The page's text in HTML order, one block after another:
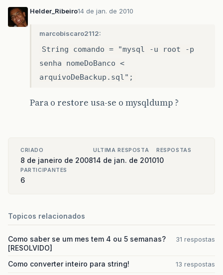
Helder_Ribeiro14 de jan. de 2010
marcobiscaro2112:
String comando = "mysql -u root -p
senha nomeDoBanco <
arquivoDeBackup.sql";
Para o restore usa-se o mysqldump ?
CRIADO
8 de janeiro de 2008
ULTIMA RESPOSTA
14 de jan. de 2010
RESPOSTAS
10
PARTICIPANTES
6
Topicos relacionados
Como saber se um mes tem 4 ou 5 semanas?
[RESOLVIDO]
31 respostas
Como converter inteiro para string! 13 respostas